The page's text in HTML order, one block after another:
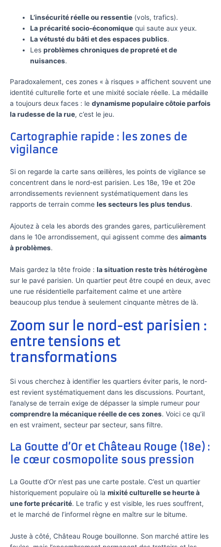
L’insécurité réelle ou ressentie (vols, trafics).
La précarité socio-économique qui saute aux yeux.
La vétusté du bâti et des espaces publics.
Lesproblèmes chroniques de propreté et de
nuisances.
Paradoxalement, ces zones « à risques » affichent souvent une
identité culturelle forte et une mixité sociale réelle. La médaille
a toujours deux faces : le dynamisme populaire côtoie parfois
la rudesse de la rue, c’est le jeu.
Cartographie rapide : les zones de
vigilance
Si on regarde la carte sans œillères, les points de vigilance se
concentrent dans le nord-est parisien. Les 18e, 19e et 20e
arrondissements reviennent systématiquement dans les
rapports de terrain comme les secteurs les plus tendus.
Ajoutez à cela les abords des grandes gares, particulièrement
dans le 10e arrondissement, qui agissent comme des aimants
à problèmes.
Mais gardez la tête froide : la situation reste très hétérogène
sur le pavé parisien. Un quartier peut être coupé en deux, avec
une rue résidentielle parfaitement calme et une artère
beaucoup plus tendue à seulement cinquante mètres de là.
Zoom sur le nord-est parisien :
entre tensions et
transformations
Si vous cherchez à identifier les quartiers éviter paris, le nord-
est revient systématiquement dans les discussions. Pourtant,
l’analyse de terrain exige de dépasser la simple rumeur pour
comprendre la mécanique réelle de ces zones. Voici ce qu’il
en est vraiment, secteur par secteur, sans filtre.
La Goutte d’Or et Château Rouge (18e) :
le cœur cosmopolite sous pression
La Goutte d’Or n’est pas une carte postale. C’est un quartier
historiquement populaire où la mixité culturelle se heurte à
une forte précarité. Le trafic y est visible, les rues souffrent,
et le marché de l’informel règne en maître sur le bitume.
Juste à côté, Château Rouge bouillonne. Son marché attire les